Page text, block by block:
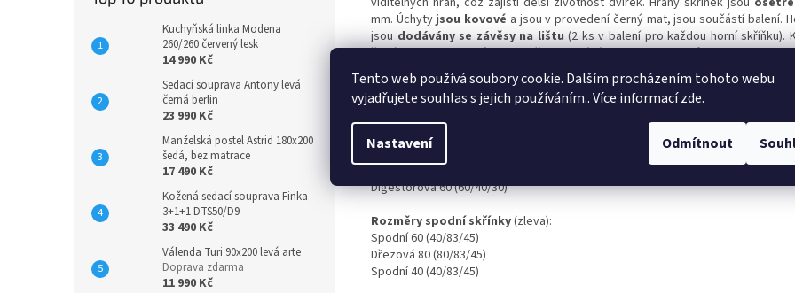
Tento web používá soubory cookie. Dalším procházením tohoto webu
vyjadřujete souhlas s jejich používáním.. Více informacízde.
Nastavení Odmítnout
Kuchyňská linka Modena
260/260 červený lesk
14 990 Kč
Sedací souprava Antony levá
černá berlin
23 990 Kč
Manželská postel Astrid 180x200
šedá, bez matrace
17 490 Kč
Kožená sedací souprava Finka
3+1+1 DTS50/D9
33 490 Kč
Válenda Turi 90x200 levá arte
Doprava zdarma
11 990 Kč
mm. Úchytyjsou kovové a jsou v provedení černý mat, jsou součástí balení.
jsoudodávány se závěsy na lištu(2 ks v balení pro každou horní skříňku).
šuplíkyjsou kovové. Kuchyně je dodávánabez pracovní desky(desku
zakoupit z naší nabídky níže). Zboží je dodáváno
v demontu se schematickým
montáži.
Rozměry horní skříňky
(šířka/výška/hloubka v cm)
Závěsná 60 (60/58/30)
Digestořová 60 (60/40/30)
Rozměry spodní skřínky(zleva):
Spodní 60 (40/83/45)
Dřezová 80 (80/83/45)
Spodní 40 (40/83/45)